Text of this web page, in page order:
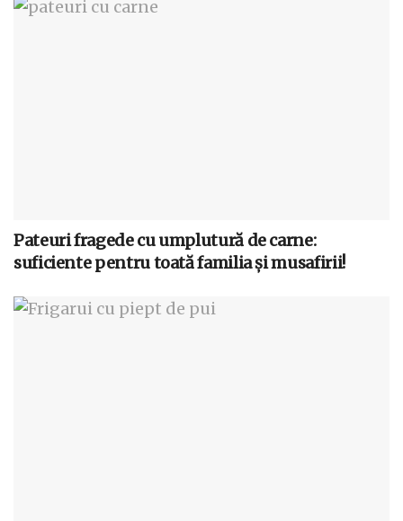
Pateuri fragede cu umplutură de carne:
suficiente pentru toată familia și musafirii!